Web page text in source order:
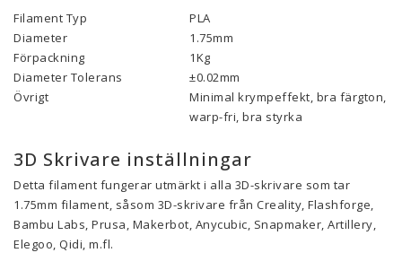
Filament Typ
PLA
Diameter
1.75mm
Förpackning
1Kg
Diameter Tolerans
±0.02mm
Övrigt
Minimal krympeffekt, bra färgton,
warp-fri, bra styrka
3D Skrivare inställningar
Detta filament fungerar utmärkt i alla 3D-skrivare som tar
1.75mm filament, såsom 3D-skrivare från Creality, Flashforge,
Bambu Labs, Prusa, Makerbot, Anycubic, Snapmaker, Artillery,
Elegoo, Qidi, m.fl.